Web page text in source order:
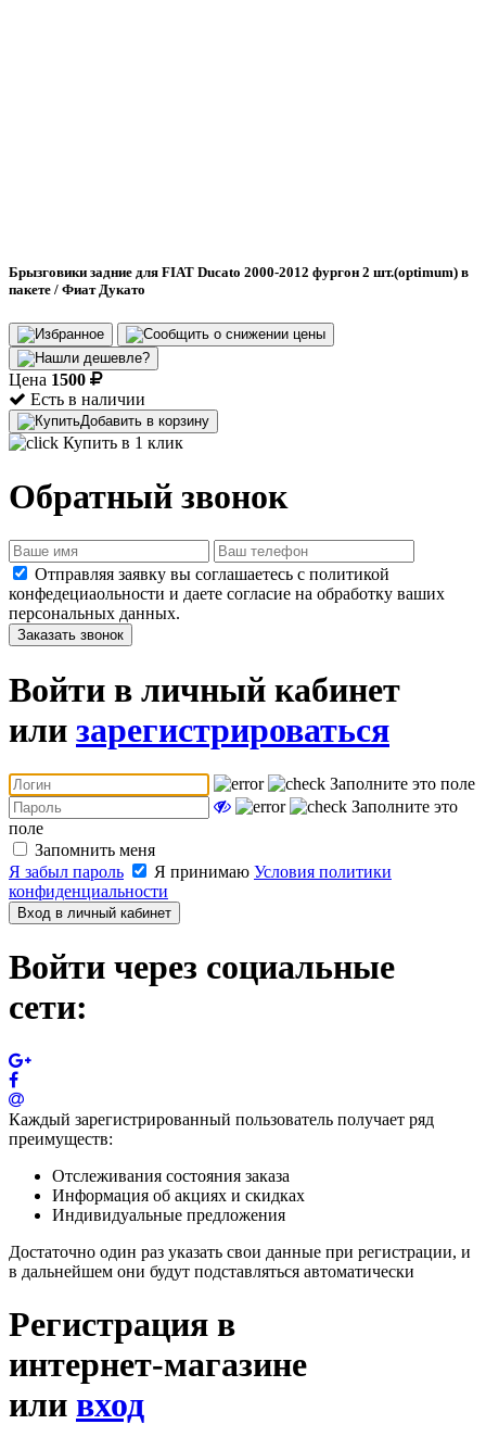
Брызговики задние для FIAT Ducato 2000-2012 фургон 2 шт.(optimum) в
пакете / Фиат Дукато
Цена 1500
Есть в наличии
Добавить в корзину
Купить в 1 клик
Обратный звонок
Отправляя заявку вы соглашаетесь с политикой
конфедециаольности и даете согласие на обработку ваших
персональных данных.
Заказать звонок
Войти в личный кабинет
или зарегистрироваться
Заполните это поле
Заполните это
поле
Запомнить меня
Я забыл пароль
Я принимаю Условия политики
конфиденциальности
Вход в личный кабинет
Войти через социальные
сети:
Каждый зарегистрированный пользователь получает ряд
преимуществ:
Отслеживания состояния заказа
Информация об акциях и скидках
Индивидуальные предложения
Достаточно один раз указать свои данные при регистрации, и
в дальнейшем они будут подставляться автоматически
Регистрация в
интернет-магазине
или вход